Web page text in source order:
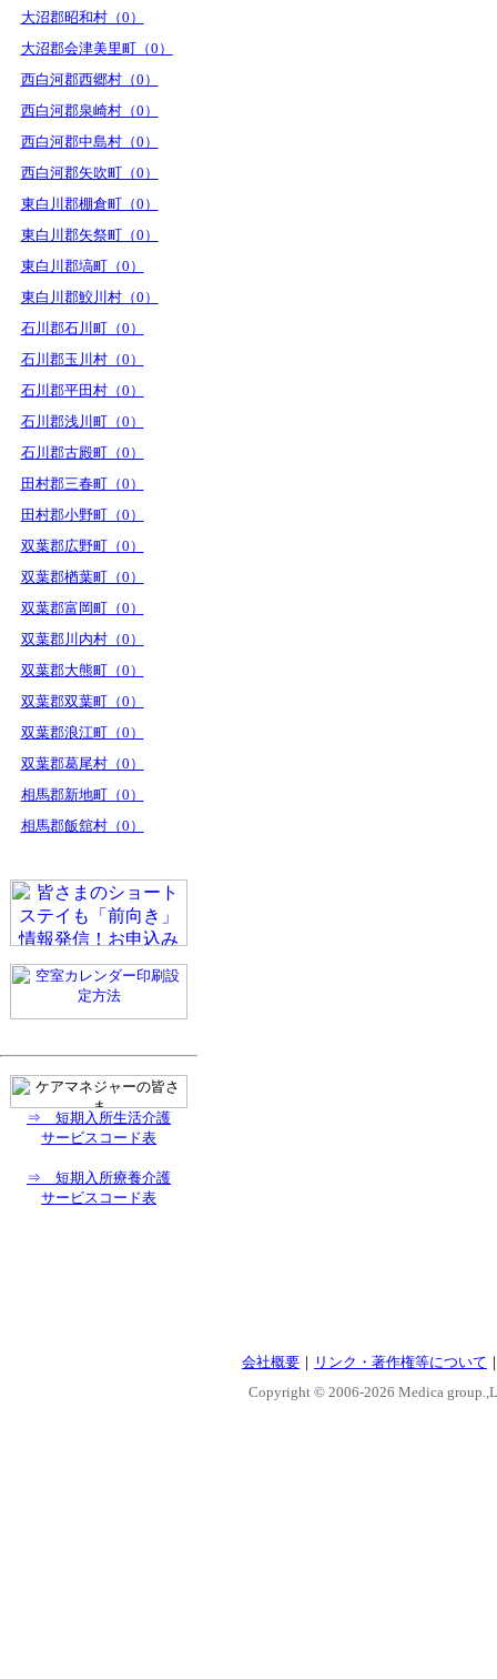
大沼郡昭和村（0）
大沼郡会津美里町（0）
西白河郡西郷村（0）
西白河郡泉崎村（0）
西白河郡中島村（0）
西白河郡矢吹町（0）
東白川郡棚倉町（0）
東白川郡矢祭町（0）
東白川郡塙町（0）
東白川郡鮫川村（0）
石川郡石川町（0）
石川郡玉川村（0）
石川郡平田村（0）
石川郡浅川町（0）
石川郡古殿町（0）
田村郡三春町（0）
田村郡小野町（0）
双葉郡広野町（0）
双葉郡楢葉町（0）
双葉郡富岡町（0）
双葉郡川内村（0）
双葉郡大熊町（0）
双葉郡双葉町（0）
双葉郡浪江町（0）
双葉郡葛尾村（0）
相馬郡新地町（0）
相馬郡飯舘村（0）
⇒ 短期入所生活介護
サービスコード表
⇒ 短期入所療養介護
サービスコード表
会社概要 ｜ リンク・著作権等について
Copyright © 2006-2026 Medica